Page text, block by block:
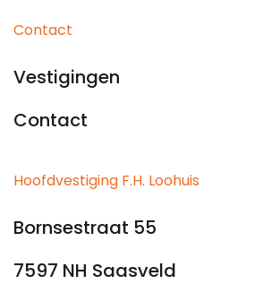
Contact
Vestigingen
Contact
Hoofdvestiging F.H. Loohuis
Bornsestraat 55
7597 NH Saasveld